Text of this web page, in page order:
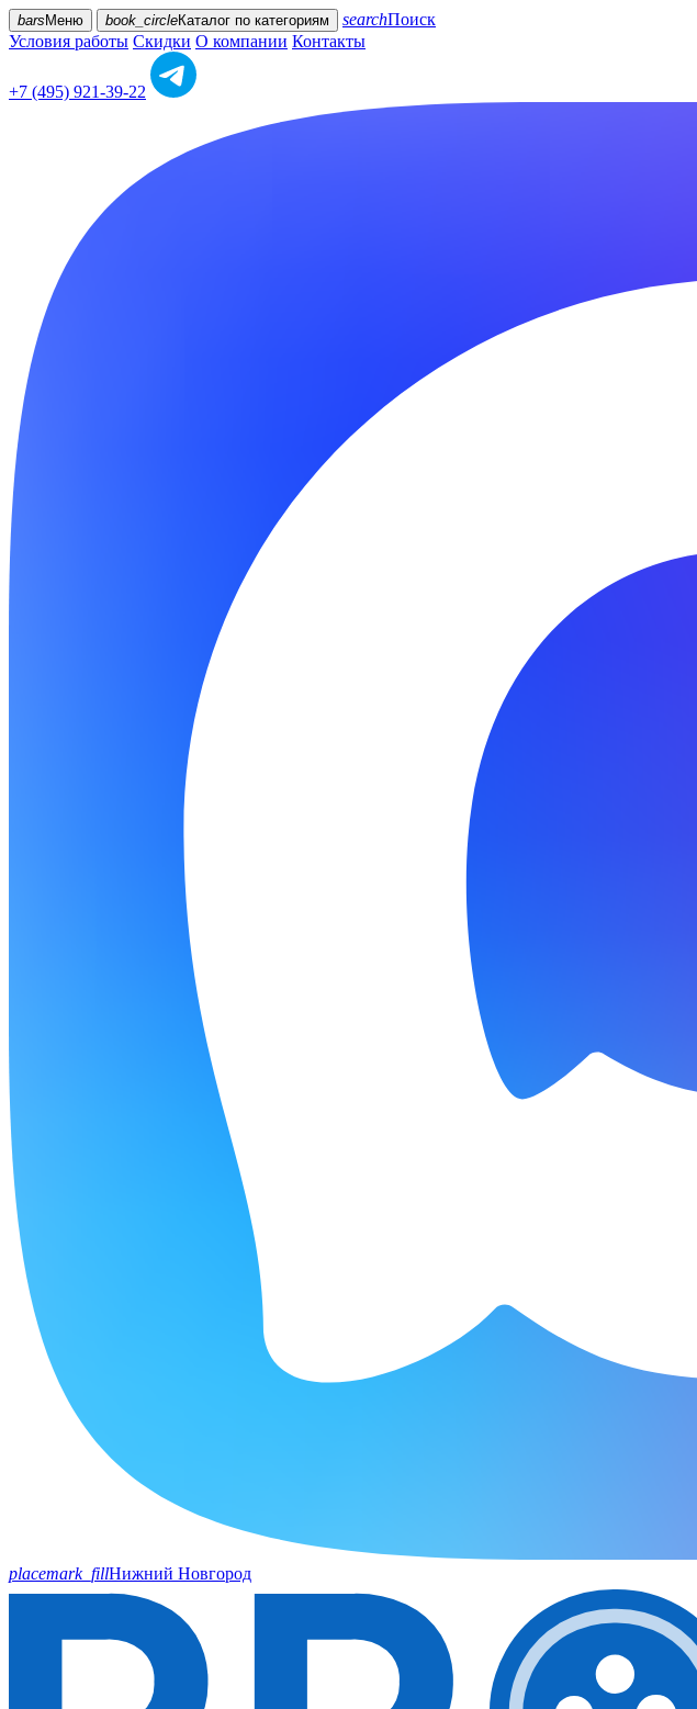
bars Меню book_circleКаталог по категориям searchПоиск
Условия работы Скидки О компании Контакты
+7 (495) 921-39-22
placemark_fillНижний Новгород